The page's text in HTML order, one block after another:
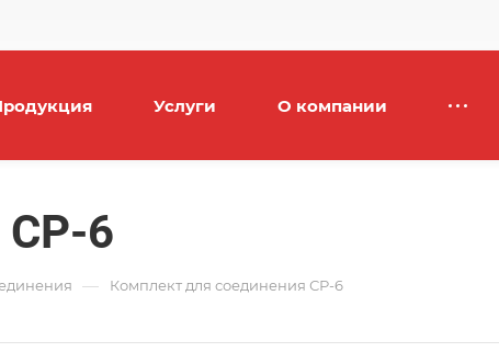
Услуги О компании
СР-6
— Комплект для соединения СР-6